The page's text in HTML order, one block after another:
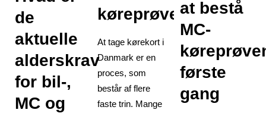
køreprøve
At tage kørekort i
Danmark er en
proces, som
består af flere
faste trin. Mange
at bestå
MC-
første
gang
de
aktuelle
alderskrav
for bil-,
MC og